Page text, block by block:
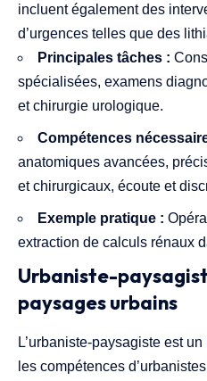
incluent également des
d’urgences telles que des
Principales tâches :
spécialisées, examens
et chirurgie urologique.
Compétences
anatomiques avancées,
et chirurgicaux, écoute et
Exemple pratique :
extraction de calculs rénaux
Urbaniste-
paysages urbains
L’urbaniste-paysagiste est
les compétences